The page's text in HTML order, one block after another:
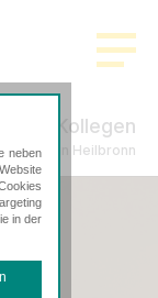
& Kollegen
in Heilbronn
neben
in der